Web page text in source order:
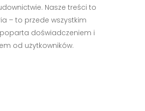
Nasze treści to
– to przede wszystkim
doświadczeniem i
od użytkowników.